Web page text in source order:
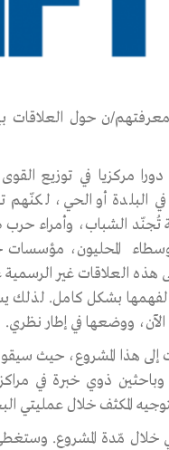
ن حول العلاقات
مركزيا في توزيع
البلدة أو الحي، لكنّهم
الشباب، وأمراء
المحليون،
هذه العلاقات غير
لفهمها بشكل كامل.
المشروع، حيث سيقوم
ذوي خبرة في
المكثف خلال عمليتي
خلال مّدة المشروع.